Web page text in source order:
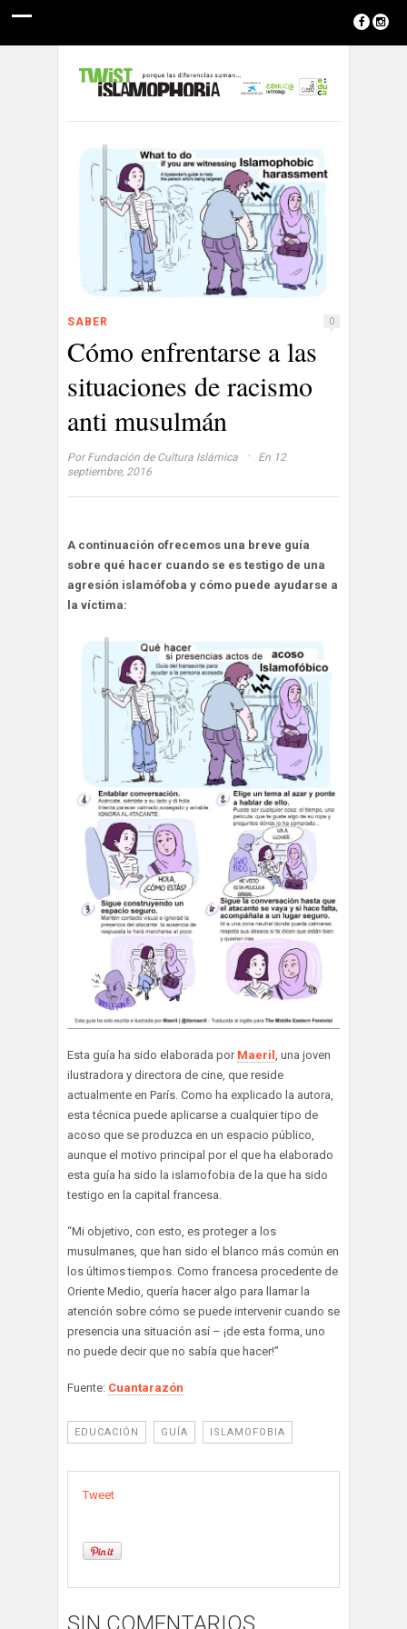
SABER 0
Cómo enfrentarse a las
situaciones de racismo
anti musulmán
Por Fundación de Cultura Islámica ·
En 12
septiembre, 2016
A continuación ofrecemos una breve guía
sobre qué hacer cuando se es testigo de una
agresión islamófoba y cómo puede ayudarse a
la víctima:
Esta guía ha sido elaborada por Maeril , una joven
ilustradora y directora de cine, que reside
actualmente en París. Como ha explicado la autora,
esta técnica puede aplicarse a cualquier tipo de
acoso que se produzca en un espacio público,
aunque el motivo principal por el que ha elaborado
esta guía ha sido la islamofobia de la que ha sido
testigo en la capital francesa.
“Mi objetivo, con esto, es proteger a los
musulmanes, que han sido el blanco más común en
los últimos tiempos. Como francesa procedente de
Oriente Medio, quería hacer algo para llamar la
atención sobre cómo se puede intervenir cuando se
presencia una situación así – ¡de esta forma, uno
no puede decir que no sabía que hacer!”
Fuente: Cuantarazón
EDUCACIÓN GUÍA ISLAMOFOBIA
Tweet
SIN COMENTARIOS